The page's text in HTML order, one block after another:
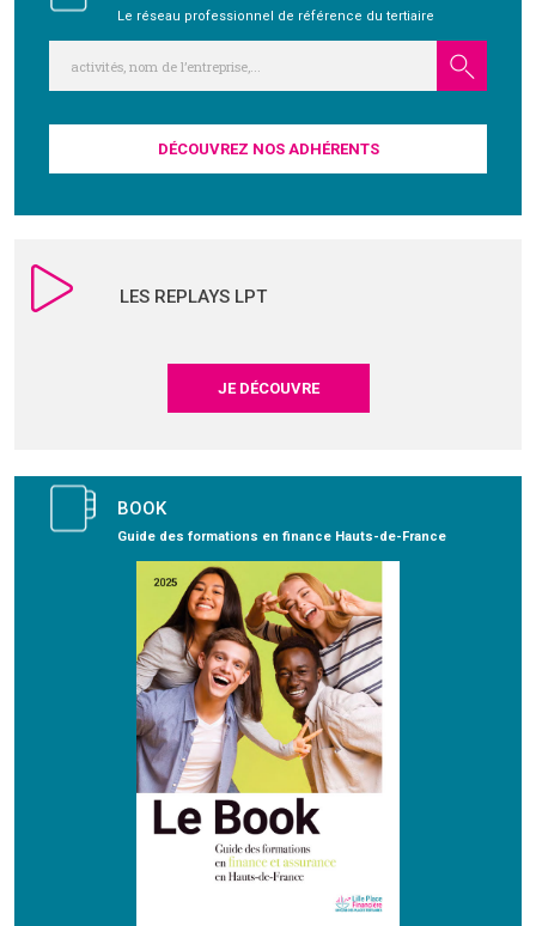
Le réseau professionnel de référence du tertiaire
DÉCOUVREZ NOS ADHÉRENTS
LES REPLAYS LPT
JE DÉCOUVRE
BOOK
Guide des formations en finance Hauts-de-France